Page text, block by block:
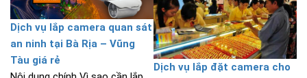
Dịch vụ lắp camera quan sát
an ninh tại Bà Rịa – Vũng
Tàu giá rẻ
Dịch vụ lắp đặt camera cho